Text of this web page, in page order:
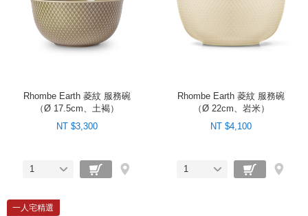
Rhombe Earth 菱紋 服務碗
（Ø 17.5cm、土褐）
NT $3,300
1
Rhombe Earth 菱紋 服務碗
（Ø 22cm、岩米）
NT $4,100
1
一人宅精選